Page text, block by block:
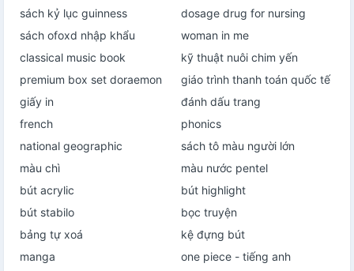
sách kỷ lục guinness
dosage drug for nursing
sách ofoxd nhập khẩu
woman in me
classical music book
kỹ thuật nuôi chim yến
premium box set doraemon
giáo trình thanh toán quốc tế
giấy in
đánh dấu trang
french
phonics
national geographic
sách tô màu người lớn
màu chì
màu nước pentel
bút acrylic
bút highlight
bút stabilo
bọc truyện
bảng tự xoá
kệ đựng bút
manga
one piece - tiếng anh